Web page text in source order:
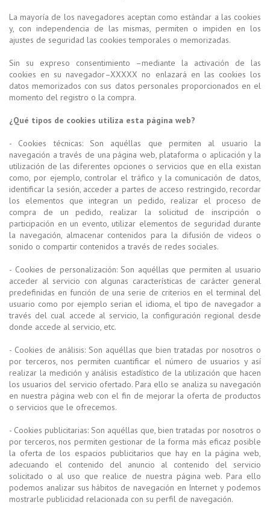
La mayoría de los navegadores aceptan como estándar a las cookies
y, con independencia de las mismas, permiten o impiden en los
ajustes de seguridad las cookies temporales o memorizadas.
Sin su expreso consentimiento –mediante la activación de las
cookies en su navegador–XXXXX no enlazará en las cookies los
datos memorizados con sus datos personales proporcionados en el
momento del registro o la compra.
¿Qué tipos de cookies utiliza esta página web?
- Cookies técnicas: Son aquéllas que permiten al usuario la
navegación a través de una página web, plataforma o aplicación y la
utilización de las diferentes opciones o servicios que en ella existan
como, por ejemplo, controlar el tráfico y la comunicación de datos,
identificar la sesión, acceder a partes de acceso restringido, recordar
los elementos que integran un pedido, realizar el proceso de
compra de un pedido, realizar la solicitud de inscripción o
participación en un evento, utilizar elementos de seguridad durante
la navegación, almacenar contenidos para la difusión de videos o
sonido o compartir contenidos a través de redes sociales.
- Cookies de personalización: Son aquéllas que permiten al usuario
acceder al servicio con algunas características de carácter general
predefinidas en función de una serie de criterios en el terminal del
usuario como por ejemplo serian el idioma, el tipo de navegador a
través del cual accede al servicio, la configuración regional desde
donde accede al servicio, etc.
- Cookies de análisis: Son aquéllas que bien tratadas por nosotros o
por terceros, nos permiten cuantificar el número de usuarios y así
realizar la medición y análisis estadístico de la utilización que hacen
los usuarios del servicio ofertado. Para ello se analiza su navegación
en nuestra página web con el fin de mejorar la oferta de productos
o servicios que le ofrecemos.
- Cookies publicitarias: Son aquéllas que, bien tratadas por nosotros o
por terceros, nos permiten gestionar de la forma más eficaz posible
la oferta de los espacios publicitarios que hay en la página web,
adecuando el contenido del anuncio al contenido del servicio
solicitado o al uso que realice de nuestra página web. Para ello
podemos analizar sus hábitos de navegación en Internet y podemos
mostrarle publicidad relacionada con su perfil de navegación.